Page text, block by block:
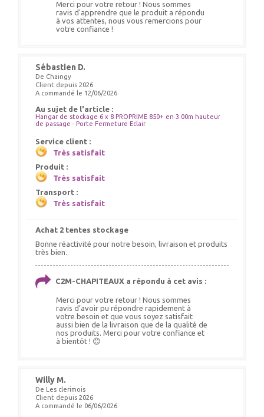
Merci pour votre retour ! Nous sommes
ravis d'apprendre que le produit a répondu
à vos attentes, nous vous remercions pour
votre confiance !
Sébastien D.
De Chaingy
Client depuis 2026
A commandé le 12/06/2026
Au sujet de l'article :
Hangar de stockage 6 x 8 PROPRIME 850+ en 3.00m hauteur
de passage - Porte Fermeture Eclair
Service client :
Très satisfait
Produit :
Très satisfait
Transport :
Très satisfait
Achat 2 tentes stockage
Bonne réactivité pour notre besoin, livraison et produits
très bien.
C2M-CHAPITEAUX a répondu à cet avis :
Merci pour votre retour ! Nous sommes
ravis d’avoir pu répondre rapidement à
votre besoin et que vous soyez satisfait
aussi bien de la livraison que de la qualité de
nos produits. Merci pour votre confiance et
à bientôt ! 😊
Willy M.
De Les clerimois
Client depuis 2026
A commandé le 06/06/2026